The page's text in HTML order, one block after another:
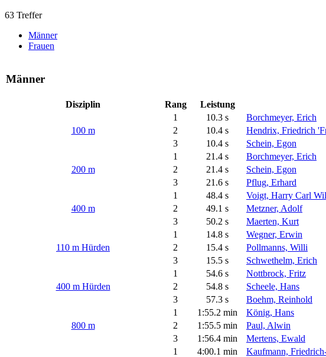
63 Treffer
Männer
Frauen
Männer
Disziplin Rang Leistung
100 m
1 10.3 s Borchmeyer, Erich
2
10.4 s Hendrix, Friedrich
3
10.4 s Schein, Egon
200 m
1 21.4 s Borchmeyer, Erich
2
21.4 s Schein, Egon
3
21.6 s Pflug, Erhard
400 m
1 48.4 s Voigt, Harry Carl
2
49.1 s Metzner, Adolf
3
50.2 s Maerten, Kurt
110 m Hürden
1 14.8 s Wegner, Erwin
2
15.4 s Pollmanns, Willi
3
15.5 s Schwethelm, Erich
400 m Hürden
1 54.6 s Nottbrock, Fritz
2
54.8 s Scheele, Hans
3
57.3 s Boehm, Reinhold
800 m
1 1:55.2 min König, Hans
2
1:55.5 min Paul, Alwin
3
1:56.4 min Mertens, Ewald
1 4:00.1 min Kaufmann,